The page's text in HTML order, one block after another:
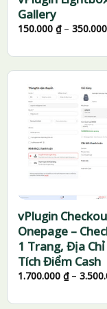
Gallery
150.000 ₫ – 350.000
vPlugin
Onepage –
1 Trang, Địa
Tích Điểm Cash
1.700.000 ₫ –